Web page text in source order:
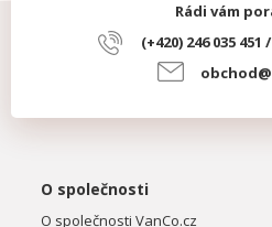
Rádi vám
(+420) 246 035 451
O společnosti
O společnosti VanCo.cz